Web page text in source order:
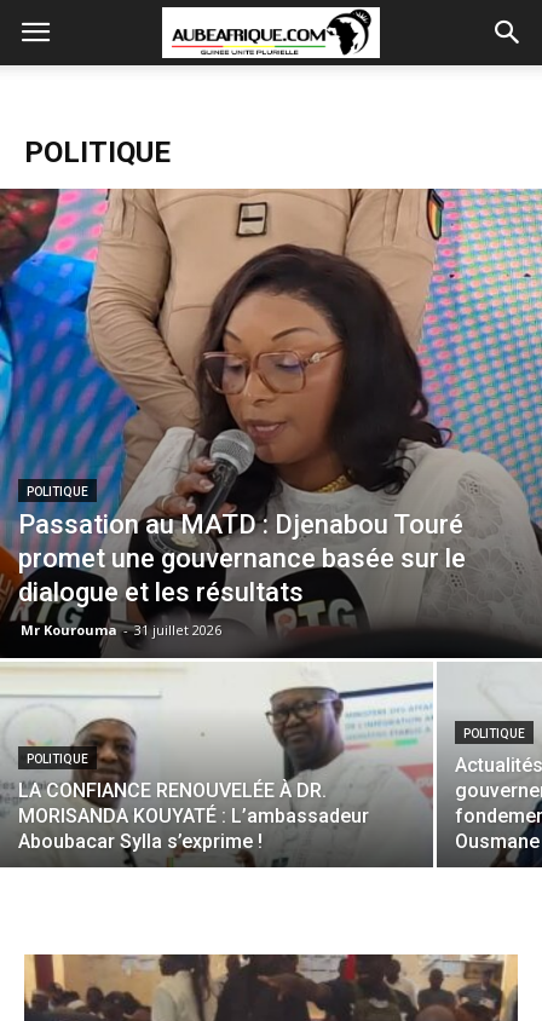
POLITIQUE
POLITIQUE
Passation au MATD : Djenabou Touré
promet une gouvernance basée sur le
dialogue et les résultats
Mr Kourouma - 31 juillet 2026
POLITIQUE
LA CONFIANCE RENOUVELÉE À DR.
MORISANDA KOUYATÉ : L’ambassadeur
Aboubacar Sylla s’exprime !
POLITIQUE